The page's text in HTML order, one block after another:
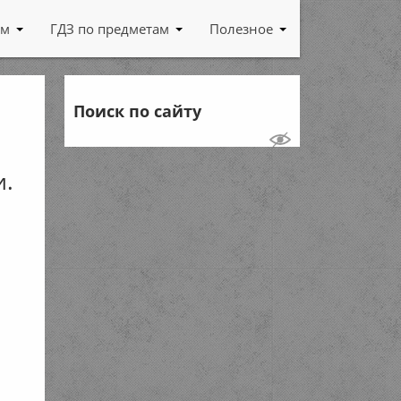
ГДЗ по предметам Полезное
Поиск по сайту